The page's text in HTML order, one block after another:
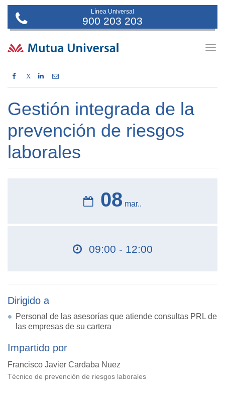
Línea Universal
900 203 203
X
Gestión integrada de la
prevención de riesgos
laborales
08 mar..
09:00 - 12:00
Dirigido a
Personal de las asesorías que atiende consultas PRL de
las empresas de su cartera
Impartido por
Francisco Javier Cardaba Nuez
Técnico de prevención de riesgos laborales